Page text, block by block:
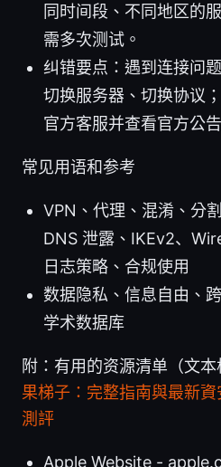
同时间段、不同地区的
需多次测试。
纠错要点：遇到连接问
切换服务器、切换协议
官方客服并查看官方公告
常见用语和参考
VPN、代理、混淆、分
DNS 泄露、IKEv2、
日志策略、合规使用
数据隐私、信息自由、
学术数据库
附：有用的资源清单（文本
果梯子：完整指南與最新
測評
Apple Website -